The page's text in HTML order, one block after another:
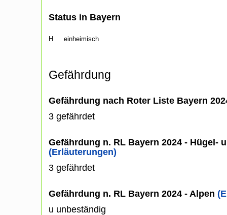
Status in Bayern
H einheimisch
Gefährdung
Gefährdung nach Roter Liste Bayern
3 gefährdet
Gefährdung n. RL Bayern 2024 - Hügel-
(Erläuterungen)
3 gefährdet
Gefährdung n. RL Bayern 2024 - Alpen
u unbeständig